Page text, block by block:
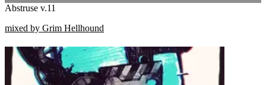
Abstruse v.11
mixed by Grim Hellhound